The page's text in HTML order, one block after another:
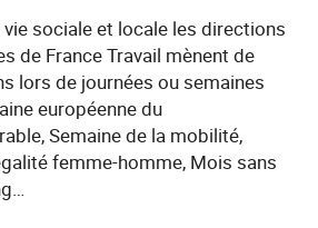
sociale et locale les directions
de France Travail mènent de
lors de journées ou semaines
européenne du
Semaine de la mobilité,
femme-homme, Mois sans